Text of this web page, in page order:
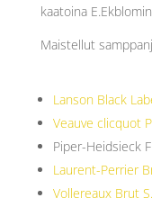
kaatoina
Maistellut
Lanson Black
Veauve clicquot
Piper-Heidsieck
Laurent-Perrier
Vollereaux Brut